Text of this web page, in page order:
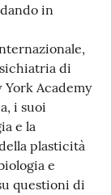
in
di
York Academy
i suoi
e la
plasticità
e
questioni di